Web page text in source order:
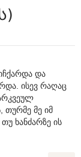
და
ისევ რაღაც
თურმე მე იმ
ხანძარზე ის